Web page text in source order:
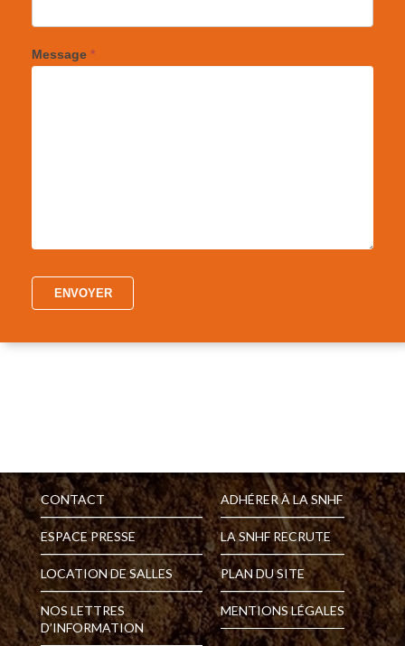
Message *
CONTACT
ESPACE PRESSE
LOCATION DE SALLES
NOS LETTRES
D’INFORMATION
ADHÉRER À LA SNHF
LA SNHF RECRUTE
PLAN DU SITE
MENTIONS LÉGALES